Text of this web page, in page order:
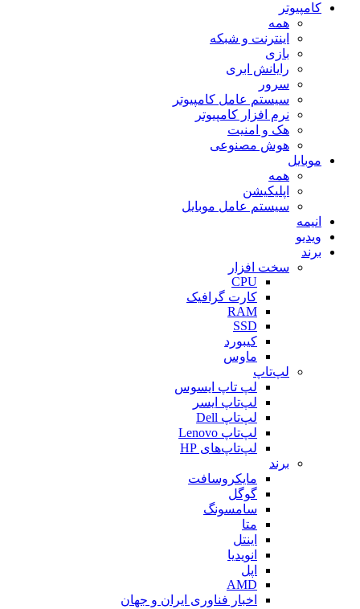
کامپیوتر
همه
اینترنت و شبکه
بازی
رایانش ابری
سرور
سیستم عامل کامپیوتر
نرم افزار کامپیوتر
هک و امنیت
هوش مصنوعی
موبایل
همه
اپلیکیشن
سیستم عامل موبایل
انیمه
ویدیو
برند
سخت افزار
CPU
کارت گرافیک
RAM
SSD
کیبورد
ماوس
لپ‌تاپ
لپ تاپ ایسوس
لپ‌تاپ ایسر
لپ‌تاپ Dell
لپ‌تاپ Lenovo
لپ‌تاپ‌های HP
برند
مایکروسافت
گوگل
سامسونگ
متا
اینتل
انویدیا
اپل
AMD
اخبار فناوری ایران و جهان